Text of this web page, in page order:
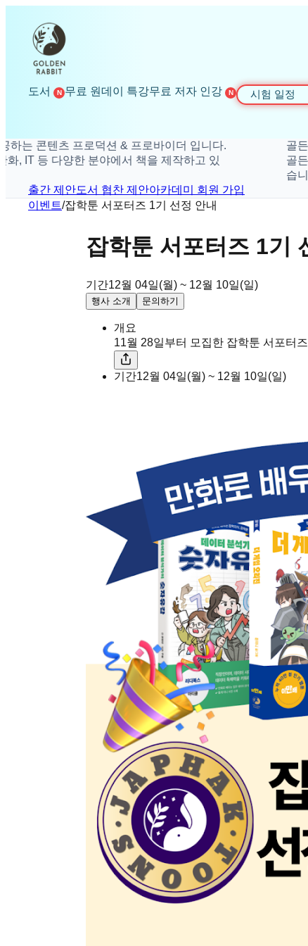
도서 N 무료 원데이 특강무료 저자 인강 N 시험 일정
콘텐츠 프로덕션 & 프로바이더 입니다.
IT 등 다양한 분야에서 책을 제작하고 있
골든
골든
습니다.
출간 제안도서 협찬 제안아카데미 회원 가입
이벤트/잡학툰 서포터즈 1기 선정 안내
잡학툰 서포터즈 1기 
기간12월 04일(월) ~ 12월 10일(일)
행사 소개 문의하기
개요
11월 28일부터 모집한 잡학툰 서포터
기간12월 04일(월) ~ 12월 10일(일)